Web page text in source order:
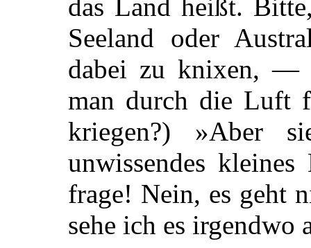
das Land heißt.
Seeland oder
dabei zu knixen, —
man durch die Luft
kriegen?) »Aber
unwissendes
frage! Nein, es geht
sehe ich es irgendwo